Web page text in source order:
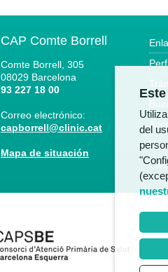
CAP Comte Borrell
Comte Borrell, 305
08029 Barcelona
93 227 18 00
Correo electrónico:
capborrell@clinic.cat
Mapa de situación
del